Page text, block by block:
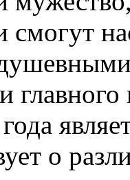
смогут
о